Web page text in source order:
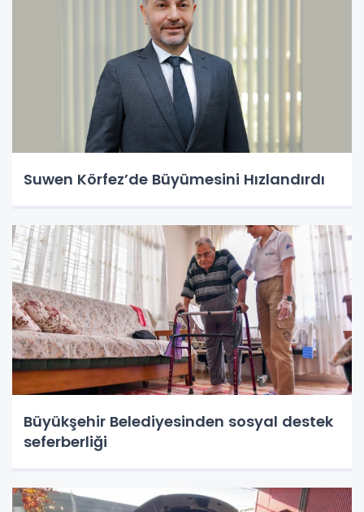
Suwen Körfez’de Büyümesini Hızlandırdı
Büyükşehir Belediyesinden sosyal destek
seferberliği